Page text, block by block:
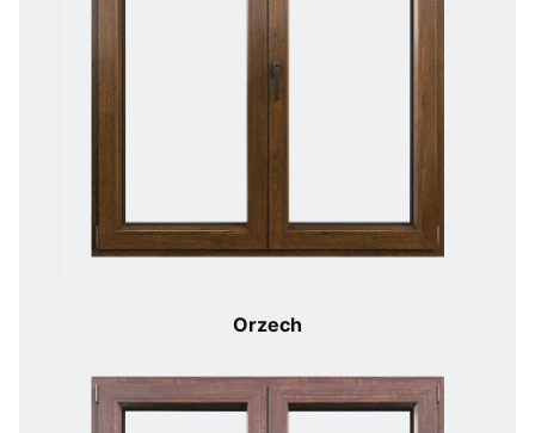
Orzech